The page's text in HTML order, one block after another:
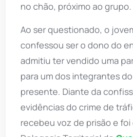
no chão, próximo ao grupo.
Ao ser questionado, o
confessou ser o dono do
admitiu ter vendido uma
para um dos integrantes
presente. Diante da
evidências do crime de
recebeu voz de prisão e